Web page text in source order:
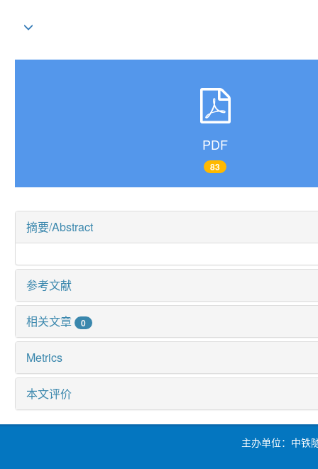
PDF
83
摘要/Abstract
参考文献
相关文章 0
Metrics
本文评价
主办单位：中铁